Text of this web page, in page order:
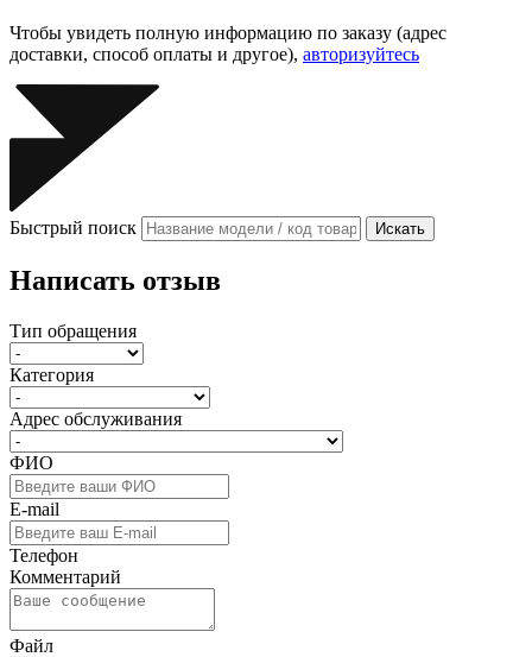
Чтобы увидеть полную информацию по заказу (адрес
доставки, способ оплаты и другое), авторизуйтесь
Быстрый поиск Искать
Написать отзыв
Тип обращения
Категория
Адрес обслуживания
ФИО
E-mail
Телефон
Комментарий
Файл